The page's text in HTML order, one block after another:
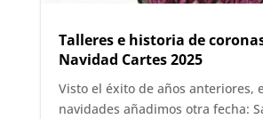
Talleres e historia de
Navidad Cartes 2025
Visto el éxito de años anteriores,
navidades añadimos otra fecha: